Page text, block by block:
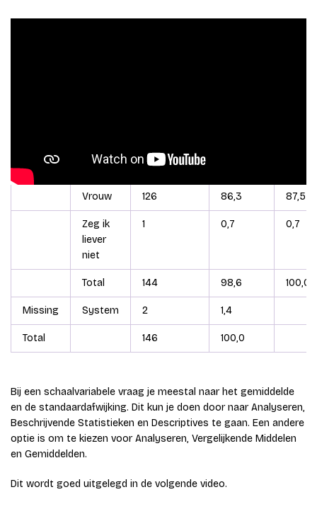
Valid 17
Vrouw 126 86,3 87,5
Zeg ik
liever
niet
1 0,7 0,7
Total 144 98,6 100,0
Missing System 2 1,4
Total 146 100,0
Bij een schaalvariabele vraag je meestal naar het gemiddelde
en de standaardafwijking. Dit kun je doen door naar Analyseren,
Beschrijvende Statistieken en Descriptives te gaan. Een andere
optie is om te kiezen voor Analyseren, Vergelijkende Middelen
en Gemiddelden.
Dit wordt goed uitgelegd in de volgende video.